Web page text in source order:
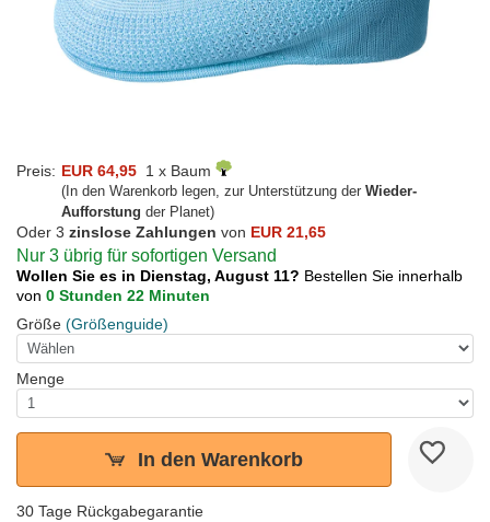
Preis: EUR 64,95 1 x Baum
(In den Warenkorb legen, zur Unterstützung der Wieder-
Aufforstung der Planet)
Oder 3 zinslose Zahlungen von EUR 21,65
Nur 3 übrig für sofortigen Versand
Wollen Sie es in Dienstag, August 11? Bestellen Sie innerhalb
von 0 Stunden 22 Minuten
Größe (Größenguide)
Menge
In den Warenkorb
30 Tage Rückgabegarantie